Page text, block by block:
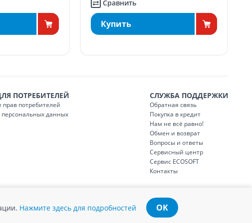
Сравнить
Купить
ПОТРЕБИТЕЛЕЙ
прав потребителей
данных
СЛУЖБА ПОДДЕРЖКИ
Обратная связь
Покупка в кредит
Нам не всё равно!
Обмен и возврат
Вопросы и ответы
Сервисный центр
Сервис ECOSOFT
Контакты
Нажмите здесь для подробностей OK